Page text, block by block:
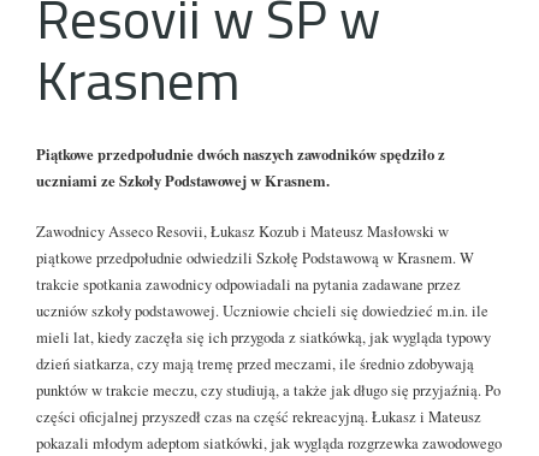
Krasnem
Piątkowe przedpołudnie dwóch naszych zawodników spędziło z
uczniami ze Szkoły Podstawowej w Krasnem.
Zawodnicy Asseco Resovii, Łukasz Kozub i Mateusz Masłowski w
piątkowe przedpołudnie odwiedzili Szkołę Podstawową w Krasnem. W
trakcie spotkania zawodnicy odpowiadali na pytania zadawane przez
uczniów szkoły podstawowej. Uczniowie chcieli się dowiedzieć m.in. ile
mieli lat, kiedy zaczęła się ich przygoda z siatkówką, jak wygląda typowy
dzień siatkarza, czy mają tremę przed meczami, ile średnio zdobywają
punktów w trakcie meczu, czy studiują, a także jak długo się przyjaźnią. Po
części oficjalnej przyszedł czas na część rekreacyjną. Łukasz i Mateusz
pokazali młodym adeptom siatkówki, jak wygląda rozgrzewka zawodowego